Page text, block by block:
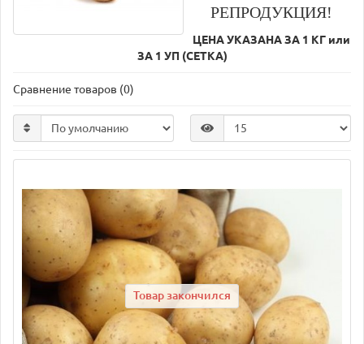
РЕПРОДУКЦИЯ!
ЦЕНА УКАЗАНА ЗА 1 КГ или
ЗА 1 УП (СЕТКА)
Сравнение товаров (0)
Товар закончился